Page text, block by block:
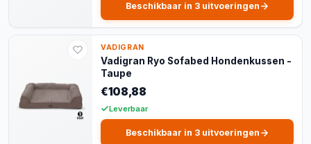
Beschikbaar in 3 uitvoeringen
VADIGRAN
Vadigran Ryo Sofabed Hondenkussen -
Taupe
€108,88
Leverbaar
Beschikbaar in 3 uitvoeringen